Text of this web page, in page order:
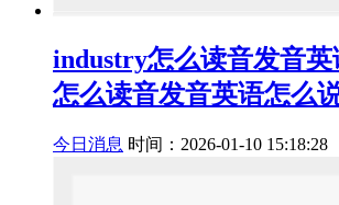
industry怎么读音发音
怎么读音发音英语怎么
今日消息 时间：2026-01-10 15:18:28